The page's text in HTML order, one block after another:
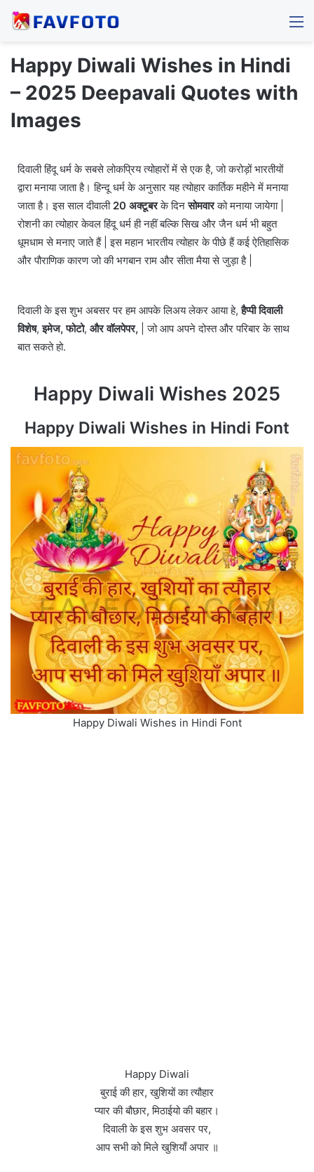
Happy Diwali Wishes in Hindi
– 2025 Deepavali Quotes with
Images
दिवाली हिंदू धर्म के सबसे लोकप्रिय त्योहारों में से एक है, जो करोड़ों भारतीयों
द्वारा मनाया जाता है। हिन्दू धर्म के अनुसार यह त्योहार कार्तिक महीने में मनाया
जाता है। इस साल दीवाली 20 अक्टूबरके दिनसोमवारको मनाया जायेगा |
रोशनी का त्योहार केवल हिंदू धर्म ही नहीं बल्कि सिख और जैन धर्म भी बहुत
धूमधाम से मनाए जाते हैं | इस महान भारतीय त्योहार के पीछे हैं कई ऐतिहासिक
और पौराणिक कारण जो की भगबान राम और सीता मैया से जुड़ा है |
दिवाली के इस शुभ अबसर पर हम आपके लिअय लेकर आया हे,हैप्पी दिवाली
विशेष,इमेज, फोटो, और वॉलपेपर, | जो आप अपने दोस्त और परिबार के साथ
बात सकते हो.
Happy Diwali Wishes 2025
Happy Diwali Wishes in Hindi Font
Happy Diwali Wishes in Hindi Font
Happy Diwali
बुराई की हार, खुशियों का त्यौहार
प्यार की बौछार, मिठाईयो की बहार।
दिवाली के इस शुभ अवसर पर,
आप सभी को मिले खुशियाँ अपार ॥